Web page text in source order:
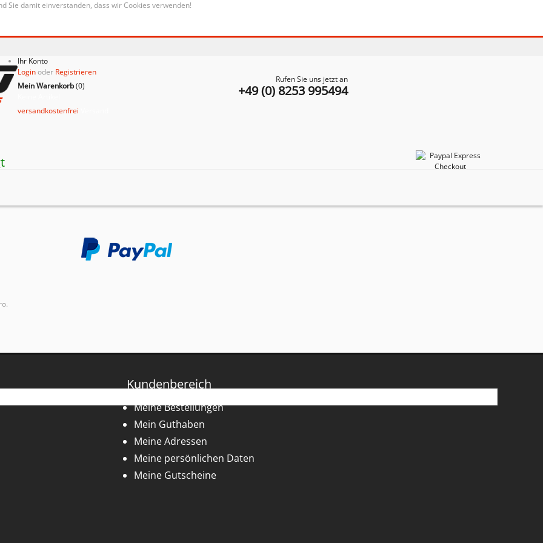
Sie damit einverstanden, dass wir Cookies verwenden!
Rufen Sie uns jetzt an
+49 (0) 8253 995494
Ihr Konto
Loginoder Registrieren
Mein Warenkorb(0)
versandkostenfrei
Kundenbereich
Meine Bestellungen
Mein Guthaben
Meine Adressen
Meine persönlichen Daten
Meine Gutscheine